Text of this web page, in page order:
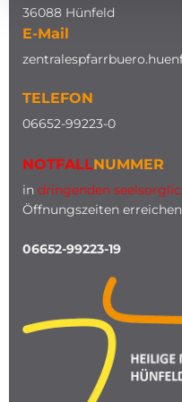
36088 Hünfeld
E-Mail
TELEFON
06652-99223-0
NOTFALLNUMMER
in dringenden
Öffnungszeiten
06652-99223-19